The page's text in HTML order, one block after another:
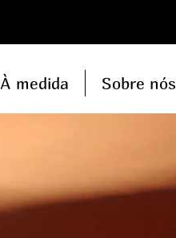
À medida Sobre nós